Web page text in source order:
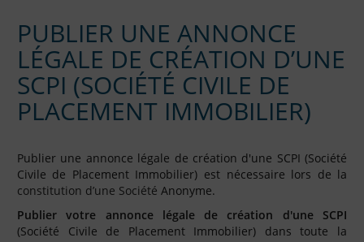
Tarif et Prix d'une Annonce Légale
Journaux Habilités (JAL) Annonces Légales
Départements pour la Publication d'Annonces Légales
Liste des CCI
Le Blog pour les Entreprises
FAQ
PUBLIER UNE ANNONCE
LÉGALE DE CRÉATION D’UNE
SCPI (SOCIÉTÉ CIVILE DE
PLACEMENT IMMOBILIER)
Publier une annonce légale de création d'une SCPI (Société
Civile de Placement Immobilier) est nécessaire lors de la
constitution d’une Société Anonyme.
Publier votre annonce légale de création d'une SCPI
(Société Civile de Placement Immobilier) dans toute la